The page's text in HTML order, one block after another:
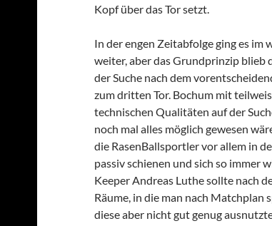
Kopf über das Tor setzt.
In der engen Zeitabfolge ging es
weiter, aber das Grundprinzip blieb
der Suche nach dem
zum dritten Tor. Bochum mit
technischen Qualitäten auf der
noch mal alles möglich gewesen
die RasenBallsportler vor allem in
passiv schienen und sich so immer
Keeper Andreas Luthe sollte nach
Räume, in die man nach Matchplan
diese aber nicht gut genug